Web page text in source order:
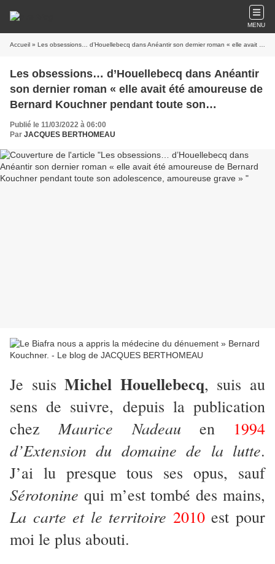
MENU
Accueil » Les obsessions… d’Houellebecq dans Anéantir son dernier roman « elle avait été amoureuse de Bernard Kouchner pendant toute son adolescence, amoureuse grave »
Les obsessions… d’Houellebecq dans Anéantir
son dernier roman « elle avait été amoureuse de
Bernard Kouchner pendant toute son
adolescence, amoureuse grave »
Publié le 11/03/2022 à 06:00
Par JACQUES BERTHOMEAU
Je suisMichel Houellebecq, suis au
sens de suivre, depuis la publication
chezMaurice Nadeau en 1994
d’Extension du domaine de la lutte.
J’ai lu presque tous ses opus, sauf
Sérotonine qui m’est tombé des mains,
La carte et le territoire 2010est pour
moi le plus abouti.